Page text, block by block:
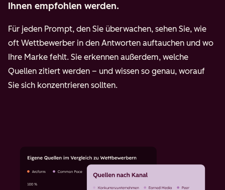
Ihnen empfohlen werden.
Für jeden Prompt, den Sie überwachen, sehen Sie, wie
oft Wettbewerber in den Antworten auftauchen und wo
Ihre Marke fehlt. Sie erkennen außerdem, welche
Quellen zitiert werden – und wissen so genau, worauf
Sie sich konzentrieren sollten.